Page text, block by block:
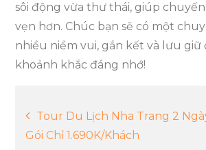
sôi động vừa thư thái, giúp
vẹn hơn. Chúc bạn sẽ có một
nhiều niềm vui, gắn kết và lưu giữ
khoảnh khắc đáng nhớ!
Điều
Tour Du Lịch Nha Trang 2
Gói Chỉ 1.690K/Khách